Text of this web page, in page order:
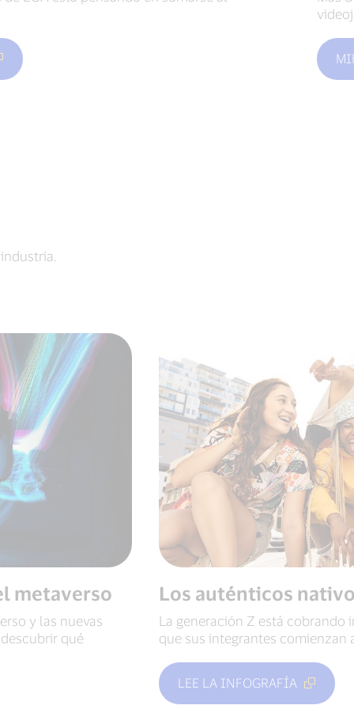
metaverso
y las nuevas
qué
Los auténticos
La generación Z está
que sus integrantes comienzan
LEE LA INFOGRAFÍA